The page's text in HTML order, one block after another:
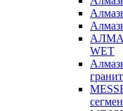
WET